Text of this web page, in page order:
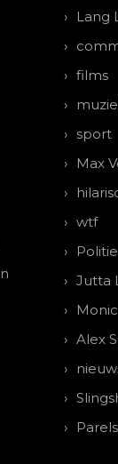
Lang
films
sport
Max
wtf
Politie
Jutta
Alex
Parels